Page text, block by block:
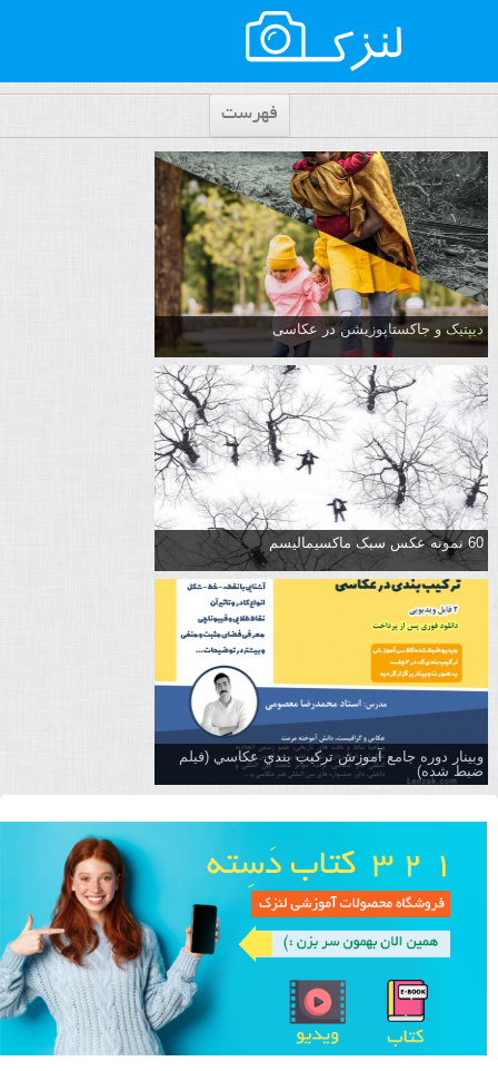
فهرست
دیپتیک و جاکستا‌پوزیشن در عکاسی
60 نمونه عکس سبک ماکسیمالیسم
وبینار دوره جامع آموزش تركيب بندي عكاسي (فیلم
ضبط شده)